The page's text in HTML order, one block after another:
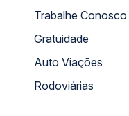
Trabalhe Conosco
Gratuidade
Auto Viações
Rodoviárias